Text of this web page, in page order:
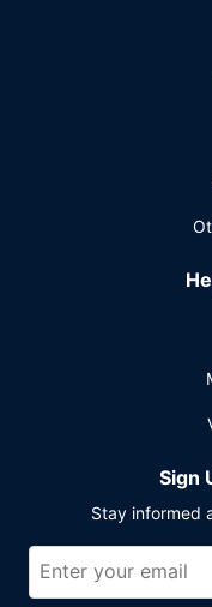
bary / salonky. Za
do 10:00 a o víkendu
recepce s
a společenských
zasedací místnosti.
dopravní služba:
Sign
Stay informed